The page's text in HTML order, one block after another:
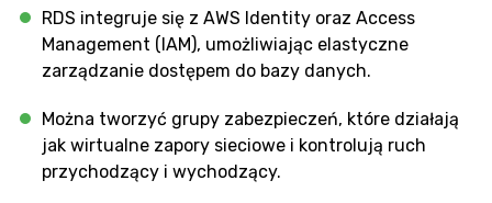
RDS integruje się z AWS Identity oraz Access
Management (IAM), umożliwiając elastyczne
zarządzanie dostępem do bazy danych.
Można tworzyć grupy zabezpieczeń, które działają
jak wirtualne zapory sieciowe i kontrolują ruch
przychodzący i wychodzący.